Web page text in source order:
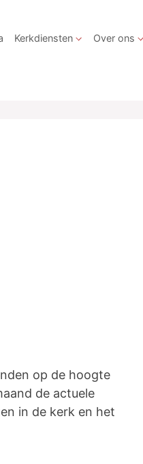
Kerkdiensten Over ons
op de hoogte
de actuele
in de kerk en het